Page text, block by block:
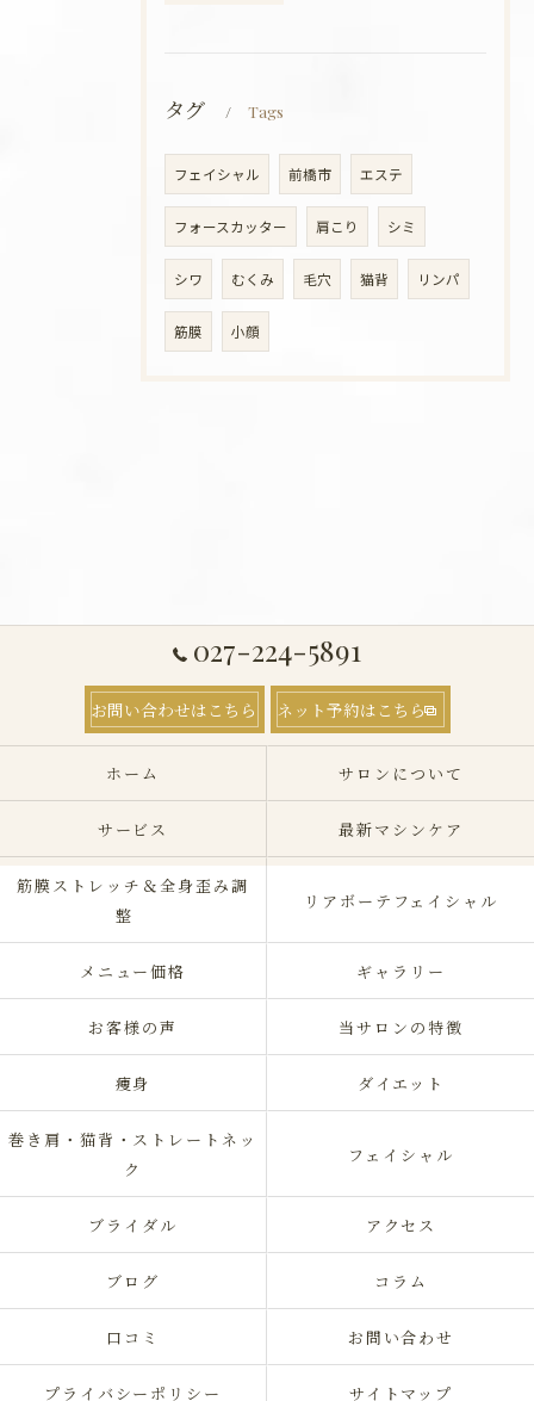
タグ Tags
フェイシャル 前橋市 エステ
フォースカッター 肩こり シミ
シワ むくみ 毛穴 猫背 リンパ
筋膜 小顔
027-224-5891
お問い合わせはこちら ネット予約はこちら
ホーム サロンについて
サービス 最新マシンケア
筋膜ストレッチ＆全身歪み調
整
リアボーテフェイシャル
メニュー価格 ギャラリー
お客様の声 当サロンの特徴
痩身 ダイエット
巻き肩・猫背・ストレートネッ
ク
フェイシャル
ブライダル アクセス
ブログ コラム
口コミ お問い合わせ
プライバシーポリシー サイトマップ